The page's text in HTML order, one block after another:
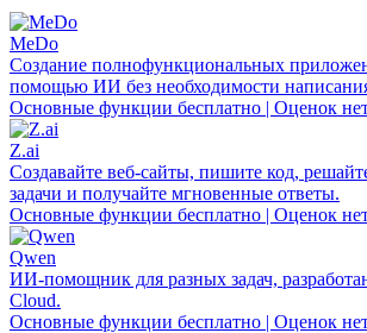
MeDo
Создание полнофункциональных
помощью ИИ без необходимости
Основные функции бесплатно | Оценок
Z.ai
Создавайте веб-сайты, пишите код,
задачи и получайте мгновенные ответы.
Основные функции бесплатно | Оценок
Qwen
ИИ-помощник для разных задач,
Cloud.
Основные функции бесплатно | Оценок